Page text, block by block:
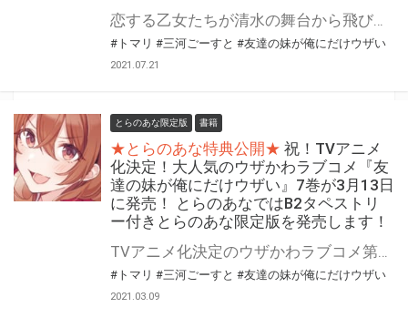
#トマリ #三河ごーすと #友達の妹が俺にだけウザい
2021.07.21
とらのあな限定版 書籍
★とらのあな特典公開★ 祝！TVアニメ
化決定！大人気のウザかわラブコメ『友
達の妹が俺にだけウザい』7巻が3月13日
に発売！ とらのあなではB2タペストリ
ー付きとらのあな限定版を発売します！
#トマリ #三河ごーすと #友達の妹が俺にだけウザい
2021.03.09